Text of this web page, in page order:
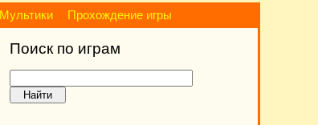
Мультики Прохождение игры
Поиск по играм